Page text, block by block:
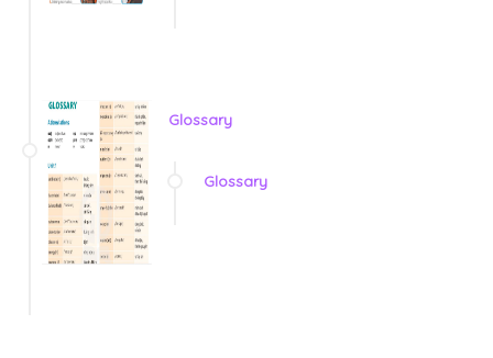
Glossary
Glossary